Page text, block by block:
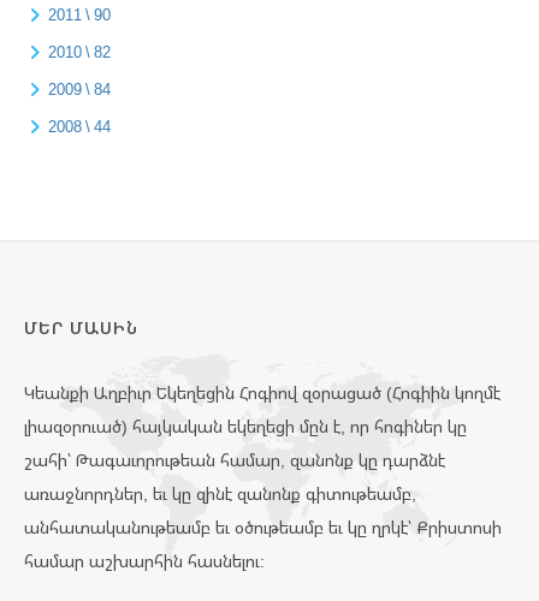
2011 \ 90
2010 \ 82
2009 \ 84
2008 \ 44
ՄԵՐ ՄԱՍԻՆ
Կեանքի Աղբիւր Եկեղեցին Հոգիով զօրացած (Հոգիին կողմէ
լիազօրուած) հայկական եկեղեցի մըն է, որ հոգիներ կը
շահի՝ Թագաւորութեան համար, զանոնք կը դարձնէ
առաջնորդներ, եւ կը զինէ զանոնք գիտութեամբ,
անհատականութեամբ եւ օծութեամբ եւ կը ղրկէ՝ Քրիստոսի
համար աշխարհին հասնելու: